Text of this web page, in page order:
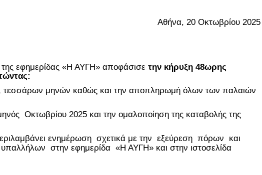
Αθήνα, 20 Οκτωβρίου 2025
της εφημερίδας «Η ΑΥΓΗ» αποφάσισε την κήρυξη 48ωρης
μηνών καθώς και την αποπληρωμή όλων των παλαιών
Οκτωβρίου 2025 και την ομαλοποίηση της καταβολής της
ενημέρωση σχετικά με την εξεύρεση πόρων και
στην εφημερίδα «Η ΑΥΓΗ» και στην ιστοσελίδα